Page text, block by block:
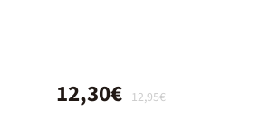
12,95€
12,30€